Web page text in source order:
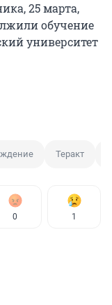
25 марта,
обучение
университет
Теракт
0 1